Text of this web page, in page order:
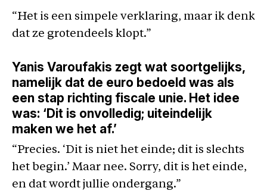
“Het is een simpele verklaring, maar ik denk
dat ze grotendeels klopt.”
Yanis Varoufakis zegt wat soortgelijks,
namelijk dat de euro bedoeld was als
een stap richting fiscale unie. Het idee
was: ‘Dit is onvolledig; uiteindelijk
maken we het af.’
“Precies. ‘Dit is niet het einde; dit is slechts
het begin.’ Maar nee. Sorry, dit is het einde,
en dat wordt jullie ondergang.”